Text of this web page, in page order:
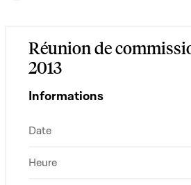
Réunion de
2013
Informations
Date
Heure